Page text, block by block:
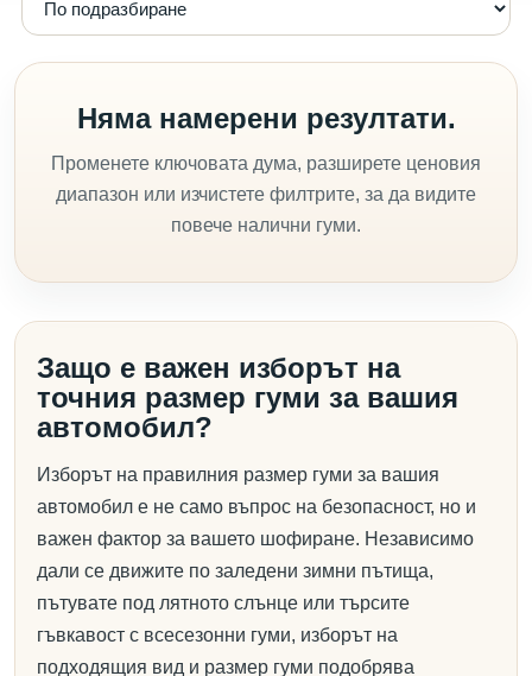
Няма намерени резултати.
Променете ключовата дума, разширете ценовия
диапазон или изчистете филтрите, за да видите
повече налични гуми.
Защо е важен изборът на
точния размер гуми за вашия
автомобил?
Изборът на правилния размер гуми за вашия
автомобил е не само въпрос на безопасност, но и
важен фактор за вашето шофиране. Независимо
дали се движите по заледени зимни пътища,
пътувате под лятното слънце или търсите
гъвкавост с всесезонни гуми, изборът на
подходящия вид и размер гуми подобрява